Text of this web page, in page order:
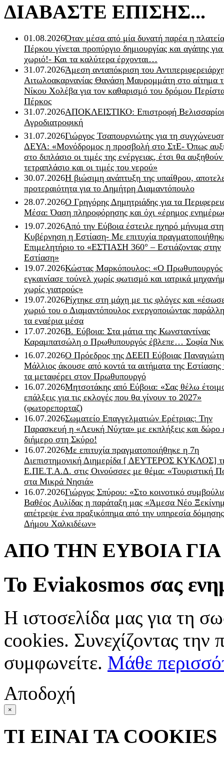
ΔΙΑΒΑΣΤΕ ΕΠΙΣΗΣ...
01.08.2026Όταν μέσα από μία δυνατή παρέα η
Πέρκου γίνεται προπύργιο δημιουργίας και αγάπης
χωριό!- Και τα καλύτερα έρχονται…
31.07.2026Άμεση ανταπόκριση του
Αιτωλοακαρνανίας Θανάση Μαυρομμάτη στο αίτημα
Νίκου Χολέβα για τον καθαρισμό του δρόμου
Πέρκος
31.07.2026ΑΠΟΚΛΕΙΣΤΙΚΟ: Επιστροφή
Αγροδιατροφική
31.07.2026Γιώργος Τσαπουρνιώτης για τη
ΔΕΥΑ: «Μονόδρομος η προσβολή στο ΣτΕ- Όπως
στο διπλάσιο οι τιμές της ενέργειας, έτσι θα
τετραπλάσιο και οι τιμές του νερού»
30.07.2026Η βιώσιμη ανάπτυξη της υπαίθρου,
προτεραιότητα για το Δημήτρη Διαμαντόπουλο
28.07.2026Ο Γρηγόρης Δημητριάδης για τα
Μέσα: Όαση πληροφόρησης και όχι «έρημος
19.07.2026Από την Εύβοια έστειλε ηχηρό μήνυμα
Κυβέρνηση η Εστίαση- Με επιτυχία
Επιμελητήριο το «ΕΣΤΙΑΣΗ 360° – Εστιάζοντας στην
Εστίαση»
19.07.2026Κώστας Μαρκόπουλος: «Ο Πρωθυπουργός
εγκαινίασε τούνελ χωρίς φωτισμό και ιατρικά
χωρίς γιατρούς»
19.07.2026Ρίχτηκε στη μάχη με τις φλόγες και
χωριό του ο Διαμαντόπουλος ενεργοποιώντας
τα εναέρια μέσα
17.07.2026Β. Εύβοια: Στα μάτια της Κωνσταντίνας
Καραμπατσώλη ο Πρωθυπουργός έβλεπε… Σοφία
16.07.2026Ο Πρόεδρος της ΔΕΕΠ Εύβοιας
Μάλλιος άκουσε από κοντά τα αιτήματα της Εστίασης
τα μεταφέρει στον Πρωθυπουργό
16.07.2026Μητσοτάκης από Εύβοια: «Σας θέλω
επάλξεις για τις εκλογές που θα γίνουν το 2027»
(φωτορεπορταζ)
16.07.2026Σωματείο Επαγγελματιών Ερέτριας: Την
Παρασκευή η «Λευκή Νύχτα» με εκπλήξεις και δώρο
διήμερο στη Σκύρο!
16.07.2026Με επιτυχία πραγματοποιήθηκε η 7η
Διεπιστημονική Διημερίδα [ ΔEYΤΕΡΟΣ ΚΥΚΛΟΣ]
Ε.ΠΕ.Τ.Α.Δ. στις Οινούσσες με θέμα: «Τουριστική
στα Μικρά Νησιά»
16.07.2026Γιώργος Σπύρου: «Στο κοινοτικό
Βαθέος Αυλίδας η παράταξη μας «Άμεσα Νέο
απέτρεψε ένα πραξικόπημα από την υπηρεσία
Δήμου Χαλκιδέων»
ΑΠΟ ΤΗΝ ΕΥΒΟΙΑ
Το Eviakosmos σας
Η ιστοσελίδα μας για τη
cookies. Συνεχίζοντας την
συμφωνείτε. Μάθε
Αποδοχή
×
ΤΙ ΕΙΝΑΙ ΤΑ COOKIES